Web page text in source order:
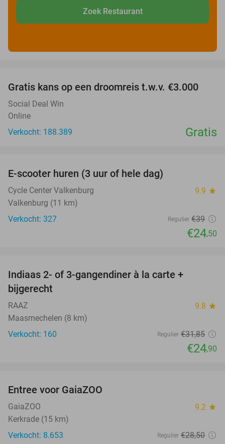
Zoek Restaurant
Gratis kans op een droomreis t.w.v. €3.000
Social Deal Win
Online
Verkocht: 188.389
Gratis
E-scooter huren (3 uur of hele dag)
Cycle Center Valkenburg 9.9 star
Valkenburg (11 km)
Verkocht: 327
Regulier €39
€24,50
Indiaas 2- of 3-gangendiner à la carte +
bijgerecht
RAAZ 9.8 star
Maasmechelen (8 km)
Verkocht: 160
Regulier €31,85
€24,90
Entree voor GaiaZOO
GaiaZOO 9.2 star
Kerkrade (15 km)
Verkocht: 8.653
Regulier €28,50